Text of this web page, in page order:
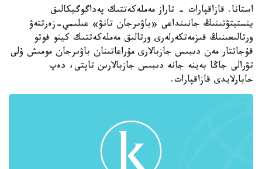
استانا. قازاقپارات - تاراز مەملەكەتتىك پەداگوگيكالىق
ينستيتۋتىنىڭ جانىنداعى «باۋىرجان تانۋ» عىلىمي-زەرتتەۋ
ورتالىعىنىڭ قىزمەتكەرلەرى ورتالىق مەملەكەتتىك كينو فوتو
قۇجاتتار مەن دىبىس جازبالارى مۇراعاتىنان باۋىرجان مومىش ۇلى
تۋرالى جاڭا بەينە جانە دىبىس جازبالارىن تاپتى، دەپ
حابارلايدى قازاقپارات.